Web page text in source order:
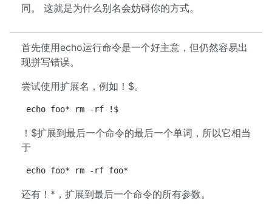
同。 这就是为什么别名会妨碍你的方式。
首先使用echo运行命令是一个好主意，但仍然容易出
现拼写错误。
尝试使用扩展名，例如！$。
echo foo* rm -rf !$
！$扩展到最后一个命令的最后一个单词，所以它相当
于
echo foo* rm -rf foo*
还有！*，扩展到最后一个命令的所有参数。